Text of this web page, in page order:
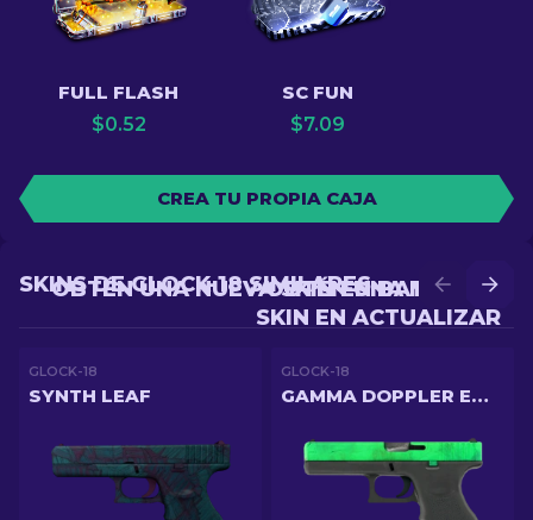
FULL FLASH
$0.52
SC FUN
$7.09
CREA TU PROPIA CAJA
OBTÉN UNA MEJOR
SKIN EN ACTUALIZAR
OBTÉN UNA NUEVA SKIN EN BATALLA
SKINS DE GLOCK-18 SIMILARES
GLOCK-18
SYNTH LEAF
GLOCK-18
GAMMA DOPPLER EMERALD